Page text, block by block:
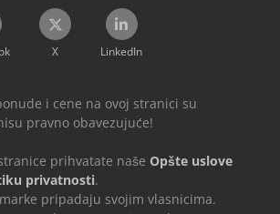
X LinkedIn
i cene na ovoj stranici su
pravno obavezujuće!
prihvatate naše Opšte uslove
privatnosti.
pripadaju svojim vlasnicima.